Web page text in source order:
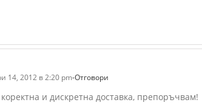
14, 2012 в 2:20 pm-Отговори
и дискретна доставка, препоръчвам!